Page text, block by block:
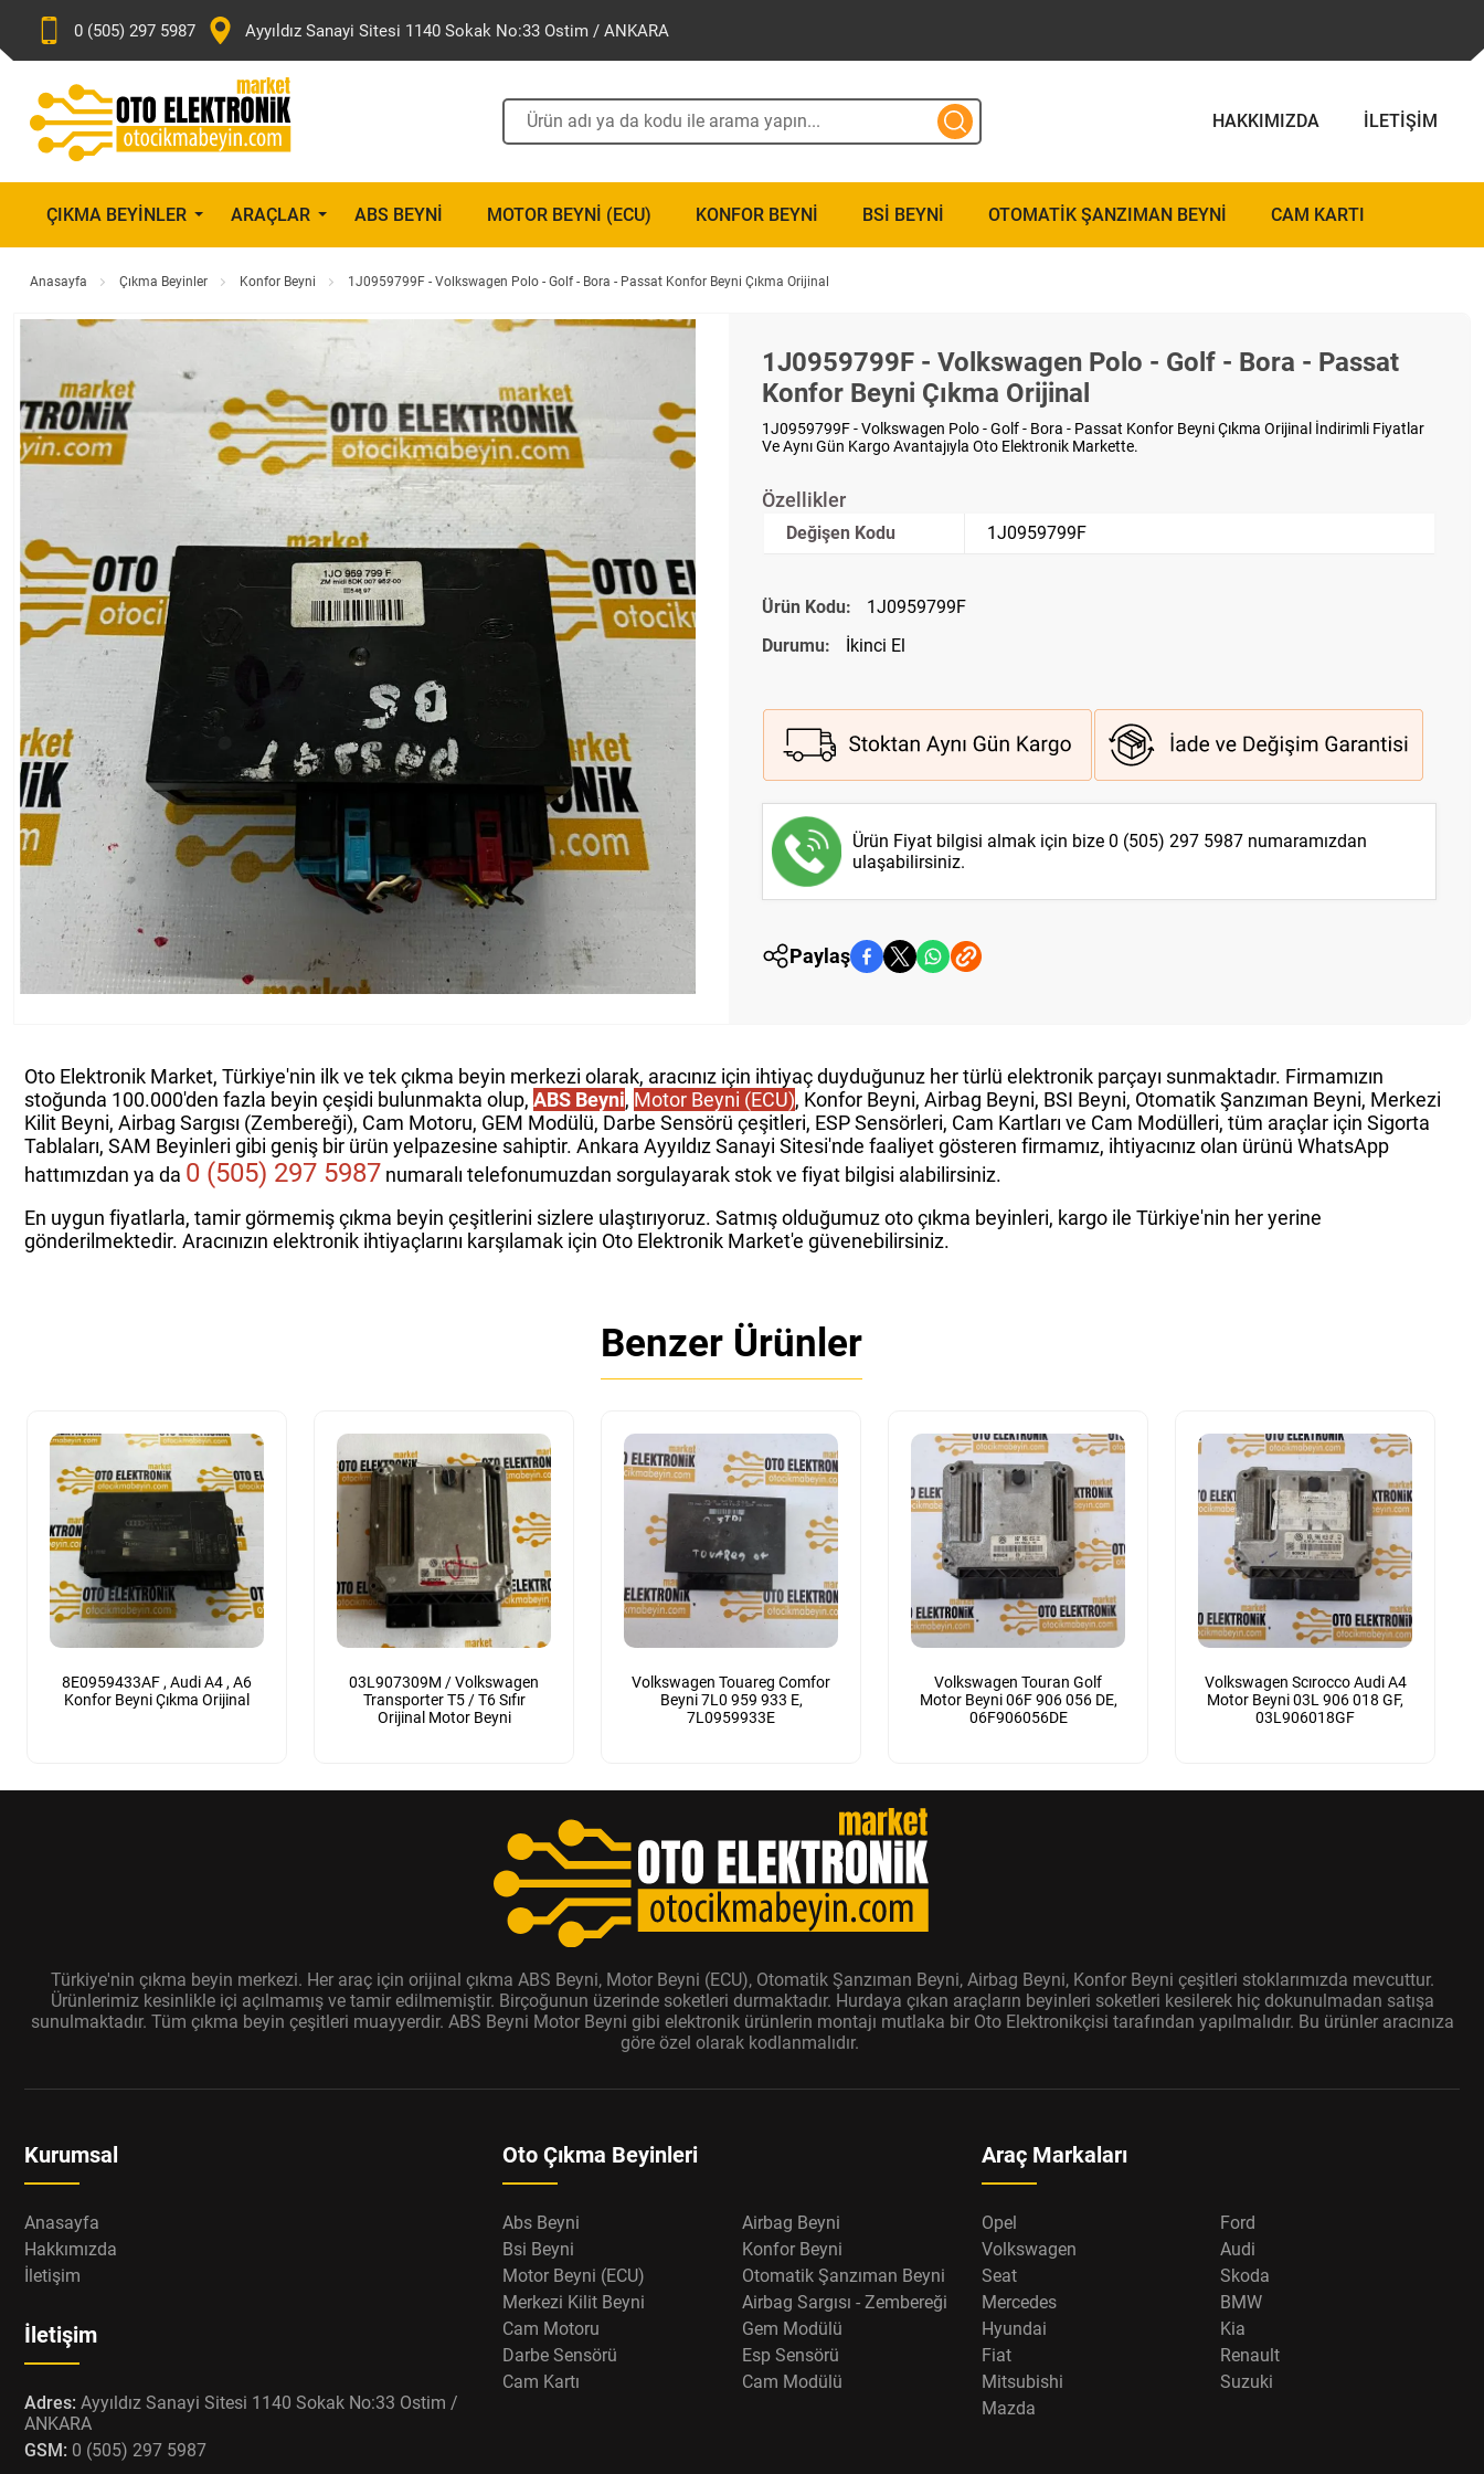
0 (505) 297 5987 Ayyıldız Sanayi Sitesi 1140 Sokak No:33 Ostim / ANKARA
HAKKIMIZDA İLETIŞIM
ÇIKMA BEYINLER ARAÇLAR ABS BEYNI MOTOR BEYNI (ECU) KONFOR BEYNI BSI BEYNI OTOMATIK ŞANZIMAN BEYNI CAM KARTI
Anasayfa Çıkma Beyinler Konfor Beyni 1J0959799F - Volkswagen Polo - Golf - Bora - Passat Konfor Beyni Çıkma Orijinal
1J0959799F - Volkswagen Polo - Golf - Bora - Passat
Konfor Beyni Çıkma Orijinal
1J0959799F - Volkswagen Polo - Golf - Bora - Passat Konfor Beyni Çıkma Orijinal İndirimli Fiyatlar
Ve Aynı Gün Kargo Avantajıyla Oto Elektronik Markette.
Özellikler
Değişen Kodu 1J0959799F
Ürün Kodu:
1J0959799F
Durumu:
İkinci El
Ürün Fiyat bilgisi almak için bize0 (505) 297 5987 numaramızdan
ulaşabilirsiniz.
Paylaş
Oto Elektronik Market, Türkiye'nin ilk ve tek çıkma beyin merkezi olarak, aracınız için ihtiyaç duyduğunuz her türlü elektronik parçayı sunmaktadır. Firmamızın
stoğunda 100.000'den fazla beyin çeşidi bulunmakta olup, ABS Beyni, Motor Beyni (ECU), Konfor Beyni, Airbag Beyni, BSI Beyni, Otomatik Şanzıman Beyni, Merkezi
Kilit Beyni, Airbag Sargısı (Zembereği), Cam Motoru, GEM Modülü, Darbe Sensörü çeşitleri, ESP Sensörleri, Cam Kartları ve Cam Modülleri, tüm araçlar için Sigorta
Tablaları, SAM Beyinleri gibi geniş bir ürün yelpazesine sahiptir. Ankara Ayyıldız Sanayi Sitesi'nde faaliyet gösteren firmamız, ihtiyacınız olan ürünü WhatsApp
hattımızdan ya da 0 (505) 297 5987 numaralı telefonumuzdan sorgulayarak stok ve fiyat bilgisi alabilirsiniz.
En uygun fiyatlarla, tamir görmemiş çıkma beyin çeşitlerini sizlere ulaştırıyoruz. Satmış olduğumuz oto çıkma beyinleri, kargo ile Türkiye'nin her yerine
gönderilmektedir. Aracınızın elektronik ihtiyaçlarını karşılamak için Oto Elektronik Market'e güvenebilirsiniz.
Benzer Ürünler
8E0959433AF , Audi A4 , A6
Konfor Beyni Çıkma Orijinal
03L907309M / Volkswagen
Transporter T5 / T6 Sıfır
Orijinal Motor Beyni
Volkswagen Touareg Comfor
Beyni 7L0 959 933 E,
7L0959933E
Volkswagen Touran Golf
Motor Beyni 06F 906 056 DE,
06F906056DE
Volkswagen Scırocco Audi A4
Motor Beyni 03L 906 018 GF,
03L906018GF
Türkiye'nin çıkma beyin merkezi. Her araç için orijinal çıkma ABS Beyni, Motor Beyni (ECU), Otomatik Şanzıman Beyni, Airbag Beyni, Konfor Beyni çeşitleri stoklarımızda mevcuttur.
Ürünlerimiz kesinlikle içi açılmamış ve tamir edilmemiştir. Birçoğunun üzerinde soketleri durmaktadır. Hurdaya çıkan araçların beyinleri soketleri kesilerek hiç dokunulmadan satışa
sunulmaktadır. Tüm çıkma beyin çeşitleri muayyerdir. ABS Beyni Motor Beyni gibi elektronik ürünlerin montajı mutlaka bir Oto Elektronikçisi tarafından yapılmalıdır. Bu ürünler aracınıza
göre özel olarak kodlanmalıdır.
Kurumsal
Anasayfa
Hakkımızda
İletişim
İletişim
Adres: Ayyıldız Sanayi Sitesi 1140 Sokak No:33 Ostim /
ANKARA
GSM: 0 (505) 297 5987
Oto Çıkma Beyinleri
Abs Beyni
Airbag Beyni
Bsi Beyni
Konfor Beyni
Motor Beyni (ECU)
Otomatik Şanzıman Beyni
Merkezi Kilit Beyni
Airbag Sargısı - Zembereği
Cam Motoru
Gem Modülü
Darbe Sensörü
Esp Sensörü
Cam Kartı
Cam Modülü
Araç Markaları
Opel
Ford
Volkswagen
Audi
Seat
Skoda
Mercedes
BMW
Hyundai
Kia
Fiat
Renault
Mitsubishi
Suzuki
Mazda